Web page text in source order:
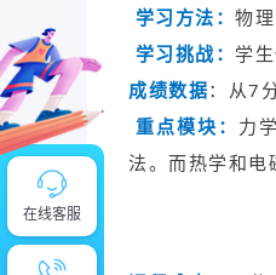
学习方法： 物
学习挑战： 学
成绩数据：从7
重点模块： 力
法。而热学和电
在线客服